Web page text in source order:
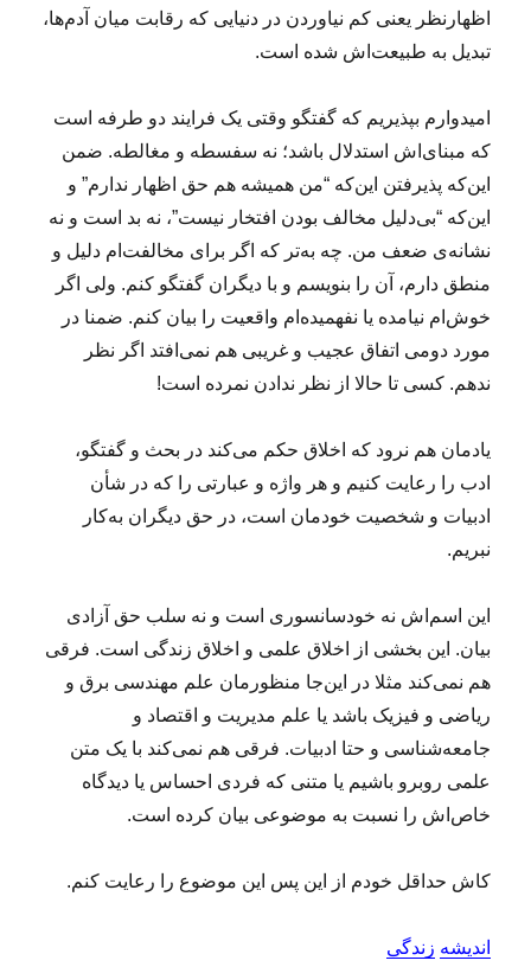
اظهارنظر یعنی کم نیاوردن در دنیایی که رقابت میان آدم‌ها،
تبدیل به طبیعت‌اش شده است.
امیدوارم بپذیریم که گفتگو وقتی یک فرایند دو طرفه است
که مبنای‌اش استدلال باشد؛ نه سفسطه و مغالطه. ضمن
این‌که پذیرفتن این‌که “من همیشه هم حق اظهار ندارم” و
این‌که “بی‌دلیل مخالف بودن افتخار نیست”، نه بد است و نه
نشانه‌ی ضعف من. چه به‌تر که اگر برای مخالفت‌ام دلیل و
منطق دارم، آن را بنویسم و با دیگران گفتگو کنم. ولی اگر
خوش‌ام نیامده یا نفهمیده‌ام واقعیت را بیان کنم. ضمنا در
مورد دومی اتفاق عجیب و غریبی هم نمی‌افتد اگر نظر
ندهم. کسی تا حالا از نظر ندادن نمرده است!
یادمان هم نرود که اخلاق حکم می‌کند در بحث و گفتگو،
ادب را رعایت کنیم و هر واژه و عبارتی را که در شأن
ادبیات و شخصیت خودمان است، در حق دیگران به‌کار
نبریم.
این اسم‌اش نه خودسانسوری است و نه سلب حق آزادی
بیان. این بخشی از اخلاق علمی و اخلاق زندگی است. فرقی
هم نمی‌کند مثلا در این‌جا منظورمان علم مهندسی برق و
ریاضی و فیزیک باشد یا علم مدیریت و اقتصاد و
جامعه‌شناسی و حتا ادبیات. فرقی هم نمی‌کند با یک متن
علمی روبرو باشیم یا متنی که فردی احساس یا دیدگاه‌
خاص‌اش را نسبت به موضوعی بیان کرده است.
کاش حداقل خودم از این پس این موضوع را رعایت کنم.
اندیشه زندگی